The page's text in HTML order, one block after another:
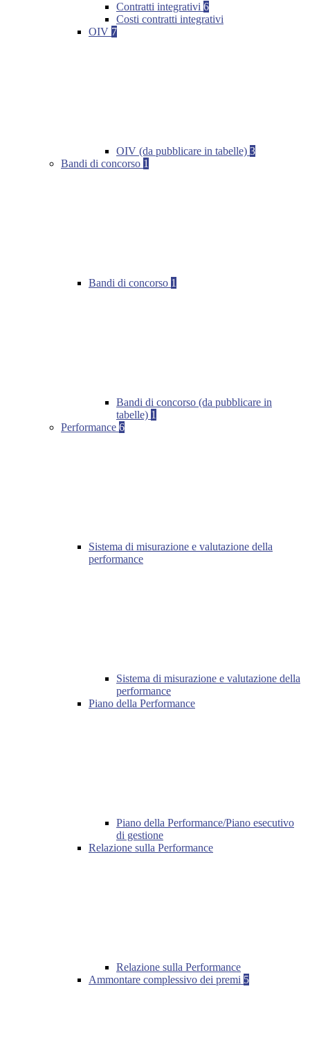
Contratti integrativi 6
Costi contratti integrativi
OIV 7
OIV (da pubblicare in tabelle) 3
Bandi di concorso 1
Bandi di concorso 1
Bandi di concorso (da pubblicare in
tabelle) 1
Performance 6
Sistema di misurazione e valutazione della
performance
Sistema di misurazione e valutazione della
performance
Piano della Performance
Piano della Performance/Piano esecutivo
di gestione
Relazione sulla Performance
Relazione sulla Performance
Ammontare complessivo dei premi 5